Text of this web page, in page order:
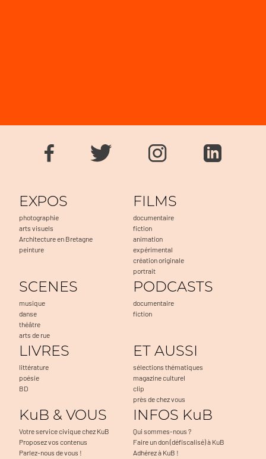
EXPOS
photographie
arts visuels
Architecture en Bretagne
peinture
FILMS
documentaire
fiction
animation
expérimental
création originale
portrait
SCENES
musique
danse
théâtre
arts de rue
PODCASTS
documentaire
fiction
LIVRES
littérature
poésie
BD
ET AUSSI
sélections thématiques
magazine culturel
clip
près de chez vous
KuB & VOUS
Votre service civique chez KuB
Proposez vos contenus
Parlez-nous de vous !
INFOS KuB
Qui sommes-nous ?
Faire un don (défiscalisé) à KuB
Adhérez à KuB !